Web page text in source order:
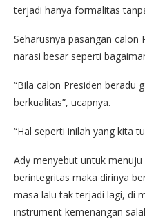
terjadi hanya formalitas
Seharusnya pasangan calon
narasi besar seperti
“Bila calon Presiden beradu
berkualitas”, ucapnya.
“Hal seperti inilah yang kita
Ady menyebut untuk
berintegritas maka dirinya
masa lalu tak terjadi lagi, di
instrument kemenangan